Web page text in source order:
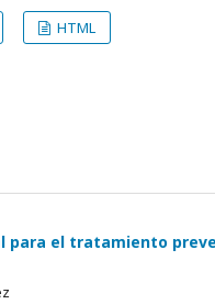
HTML
para el tratamiento